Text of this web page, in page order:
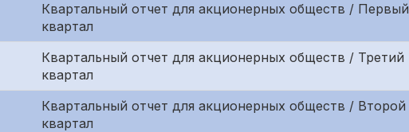
Квартальный отчет для акционерных обществ / Первый
квартал
Квартальный отчет для акционерных обществ / Третий
квартал
Квартальный отчет для акционерных обществ / Второй
квартал